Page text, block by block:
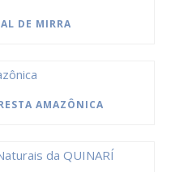
DE MIRRA
AMAZÔNICA